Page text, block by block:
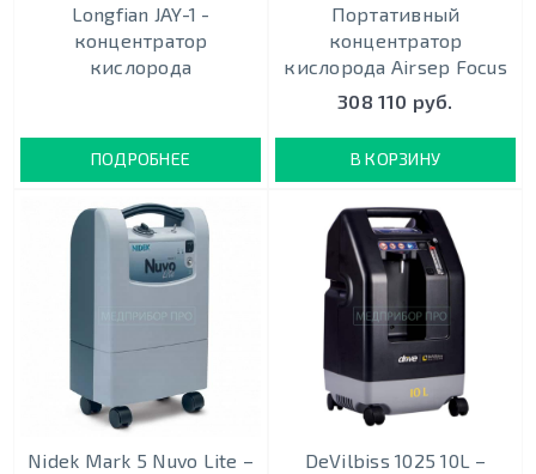
Longfian JAY-1 -
концентратор
кислорода
ПОДРОБНЕЕ
Портативный
концентратор
кислорода Airsep Focus
308 110 руб.
В КОРЗИНУ
Nidek Mark 5 Nuvo Lite –
DeVilbiss 1025 10L –